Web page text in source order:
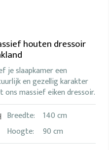
houten dressoir
je slaapkamer een
en gezellig karakter
ons massief eiken dressoir.
Breedte:
140 cm
Hoogte:
90 cm